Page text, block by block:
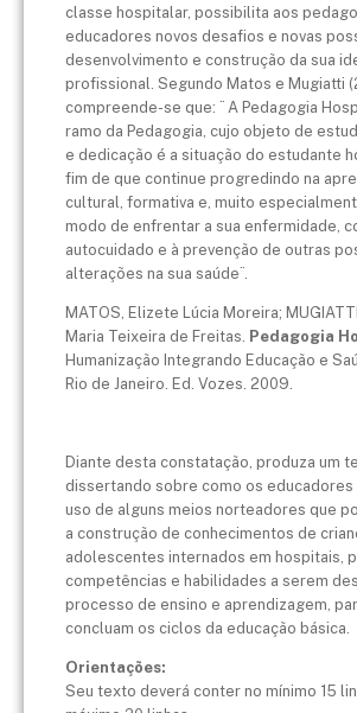
classe hospitalar, possibilita aos
educadores novos desafios e novas
desenvolvimento e construção da sua
profissional. Segundo Matos e Mugiatti
compreende-se que: ¨ A Pedagogia
ramo da Pedagogia, cujo objeto de
e dedicação é a situação do estudante
fim de que continue progredindo na
cultural, formativa e, muito
modo de enfrentar a sua enfermidade,
autocuidado e à prevenção de outras
alterações na sua saúde¨.
MATOS, Elizete Lúcia Moreira;
Maria Teixeira de Freitas. Pedagogia
Humanização Integrando Educação e
Rio de Janeiro. Ed. Vozes. 2009.
Diante desta constatação, produza um
dissertando sobre como os
uso de alguns meios norteadores que
a construção de conhecimentos de
adolescentes internados em hospitais,
competências e habilidades a serem
processo de ensino e aprendizagem,
concluam os ciclos da educação básica.
Orientações:
Seu texto deverá conter no mínimo 15